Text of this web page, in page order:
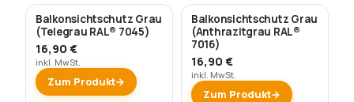
Balkonsichtschutz Grau
(Telegrau RAL® 7045)
16,90 €
inkl. MwSt.
Zum Produkt
Balkonsichtschutz Grau
(Anthrazitgrau RAL®
7016)
16,90 €
inkl. MwSt.
Zum Produkt